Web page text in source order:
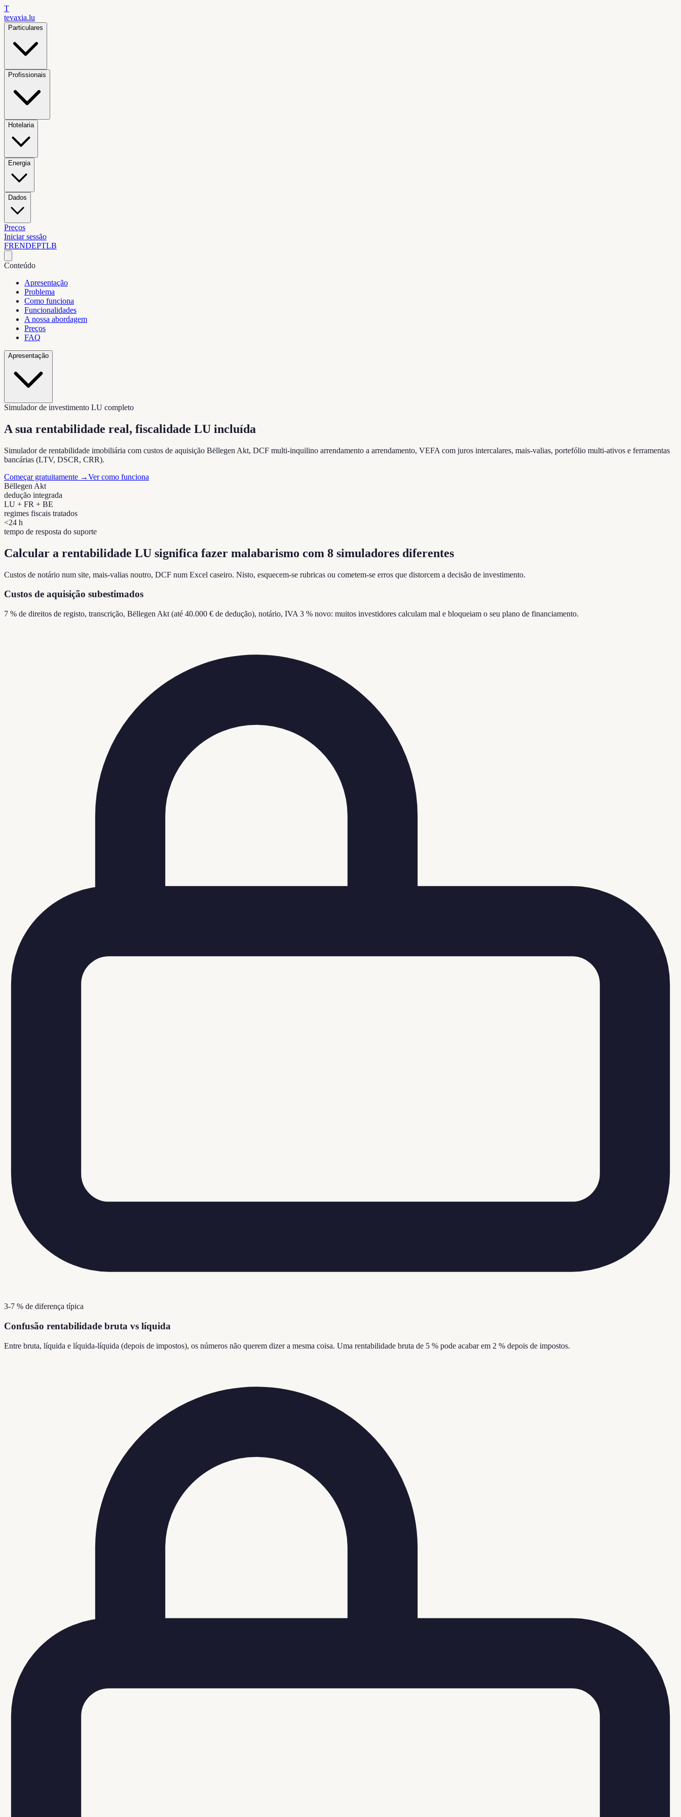
T
tevaxia.lu
Particulares
Profissionais
Hotelaria
Energia
Dados
Preços
Iniciar sessão
FRENDEPTLB
Conteúdo
Apresentação
Problema
Como funciona
Funcionalidades
A nossa abordagem
Preços
FAQ
Apresentação
Simulador de investimento LU completo
A sua rentabilidade real, fiscalidade LU incluída
Simulador de rentabilidade imobiliária com custos de aquisição Bëllegen Akt, DCF multi-inquilino arrendamento a arrendamento, VEFA com juros intercalares, mais-valias, portefólio multi-ativos e ferramentas
bancárias (LTV, DSCR, CRR).
Começar gratuitamente →Ver como funciona
Bëllegen Akt
dedução integrada
LU + FR + BE
regimes fiscais tratados
<24 h
tempo de resposta do suporte
Calcular a rentabilidade LU significa fazer malabarismo com 8 simuladores diferentes
Custos de notário num site, mais-valias noutro, DCF num Excel caseiro. Nisto, esquecem-se rubricas ou cometem-se erros que distorcem a decisão de investimento.
Custos de aquisição subestimados
7 % de direitos de registo, transcrição, Bëllegen Akt (até 40.000 € de dedução), notário, IVA 3 % novo: muitos investidores calculam mal e bloqueiam o seu plano de financiamento.
3-7 % de diferença típica
Confusão rentabilidade bruta vs líquida
Entre bruta, líquida e líquida-líquida (depois de impostos), os números não querem dizer a mesma coisa. Uma rentabilidade bruta de 5 % pode acabar em 2 % depois de impostos.